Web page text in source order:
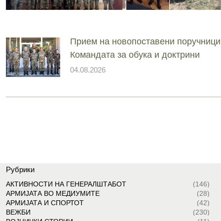
Прием на новопоставени
Командата за обука и доктрини
04.08.2026
Рубрики
АКТИВНОСТИ НА ГЕНЕРАЛШТАБОТ
(146)
АРМИЈАТА ВО МЕДИУМИТЕ
(28)
АРМИЈАТА И СПОРТОТ
(42)
ВЕЖБИ
(230)